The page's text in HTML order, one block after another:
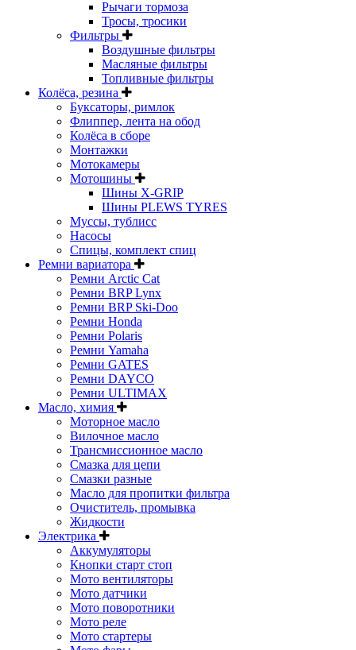
Рычаги тормоза
Тросы, тросики
Фильтры
Воздушные фильтры
Масляные фильтры
Топливные фильтры
Колёса, резина
Буксаторы, римлок
Флиппер, лента на обод
Колёса в сборе
Монтажки
Мотокамеры
Мотошины
Шины X-GRIP
Шины PLEWS TYRES
Муссы, тублисс
Насосы
Спицы, комплект спиц
Ремни вариатора
Ремни Arctic Cat
Ремни BRP Lynx
Ремни BRP Ski-Doo
Ремни Honda
Ремни Polaris
Ремни Yamaha
Ремни GATES
Ремни DAYCO
Ремни ULTIMAX
Масло, химия
Моторное масло
Вилочное масло
Трансмиссионное масло
Смазка для цепи
Смазки разные
Масло для пропитки фильтра
Очиститель, промывка
Жидкости
Электрика
Аккумуляторы
Кнопки старт стоп
Мото вентиляторы
Мото датчики
Мото поворотники
Мото реле
Мото стартеры